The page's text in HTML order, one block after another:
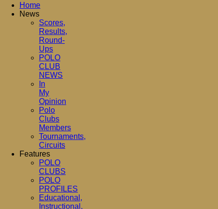
Home
News
Scores,
Results,
Round-
Ups
POLO
CLUB
NEWS
In
My
Opinion
Polo
Clubs
Members
Tournaments,
Circuits
Features
POLO
CLUBS
POLO
PROFILES
Educational,
Instructional,